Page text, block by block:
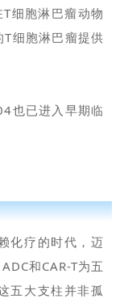
细胞淋巴瘤动物
细胞淋巴瘤提供
也已进入早期临
化疗的时代，迈
和CAR-T为五
五大支柱并非孤